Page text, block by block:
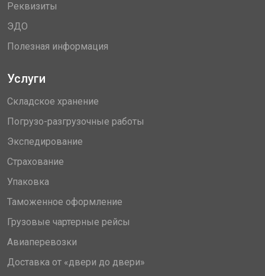
Реквизиты
ЭДО
Полезная информация
Услуги
Складское хранение
Погрузо-разгрузочные работы
Экспедирование
Страхование
Упаковка
Таможенное оформление
Грузовые чартерные рейсы
Авиаперевозки
Доставка от «двери до двери»